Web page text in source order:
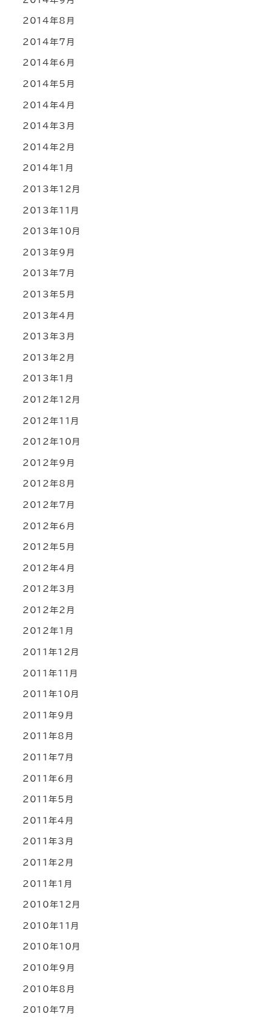
2014年8月
2014年7月
2014年6月
2014年5月
2014年4月
2014年3月
2014年2月
2014年1月
2013年12月
2013年11月
2013年10月
2013年9月
2013年7月
2013年5月
2013年4月
2013年3月
2013年2月
2013年1月
2012年12月
2012年11月
2012年10月
2012年9月
2012年8月
2012年7月
2012年6月
2012年5月
2012年4月
2012年3月
2012年2月
2012年1月
2011年12月
2011年11月
2011年10月
2011年9月
2011年8月
2011年7月
2011年6月
2011年5月
2011年4月
2011年3月
2011年2月
2011年1月
2010年12月
2010年11月
2010年10月
2010年9月
2010年8月
2010年7月